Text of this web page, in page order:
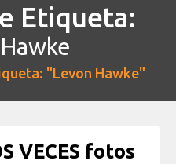
Etiqueta:
"Levon Hawke"
VECES fotos